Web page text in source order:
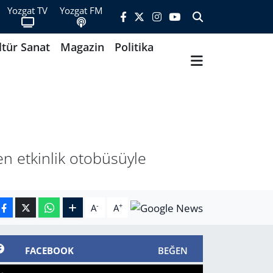
Yozgat TV Yozgat FM
Sanat Magazin
Politika
etkinlik otobüsüyle
A- A+
FACEBOOK BEĞEN